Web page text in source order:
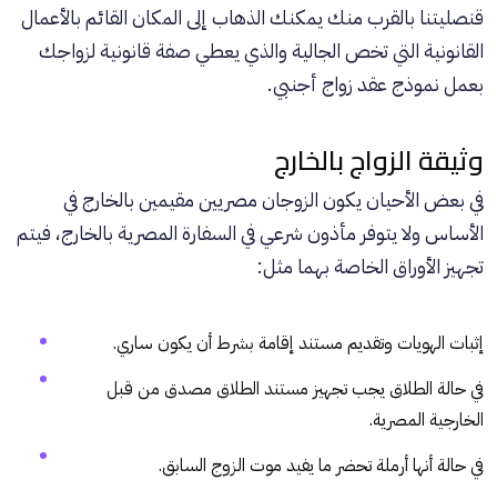
قنصليتنا بالقرب منك يمكنك الذهاب إلى المكان القائم بالأعمال
القانونية التي تخص الجالية والذي يعطي صفة قانونية لزواجك
بعمل نموذج عقد زواج أجنبي.
وثيقة الزواج بالخارج
في بعض الأحيان يكون الزوجان مصريين مقيمين بالخارج في
الأساس ولا يتوفر مأذون شرعي في السفارة المصرية بالخارج، فيتم
تجهيز الأوراق الخاصة بهما مثل:
إثبات الهويات وتقديم مستند إقامة بشرط أن يكون ساري.
في حالة الطلاق يجب تجهيز مستند الطلاق مصدق من قبل
الخارجية المصرية.
في حالة أنها أرملة تحضر ما يفيد موت الزوج السابق.